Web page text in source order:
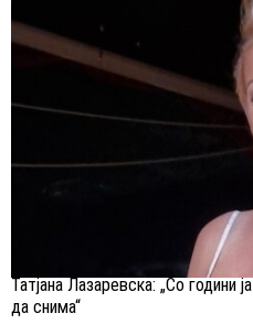
Татјана Лазаревска: „Со години
да снима“